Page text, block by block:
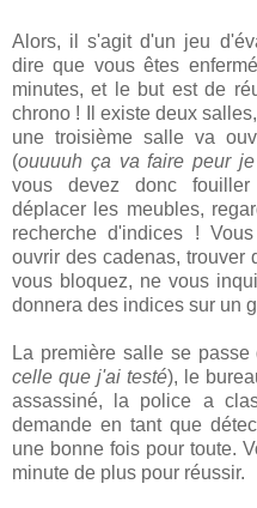
Alors, il s'agit d'un jeu
dire que vous êtes
minutes, et le but est de
chrono ! Il existe deux
une troisième salle va
(ouuuuh ça va faire peur
vous devez donc
déplacer les meubles,
recherche d'indices !
ouvrir des cadenas, trouver
vous bloquez, ne vous
donnera des indices sur un
La première salle se
celle que j'ai testé), le
assassiné, la police a
demande en tant que
une bonne fois pour toute.
minute de plus pour réussir.